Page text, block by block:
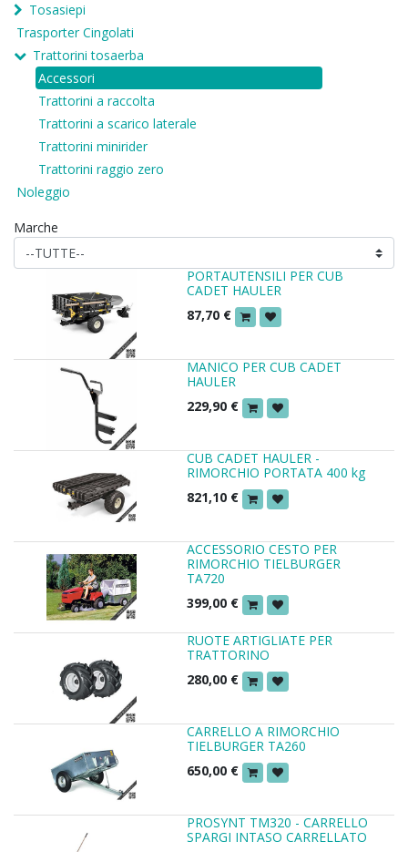
Tosasiepi
Trasporter Cingolati
Trattorini tosaerba
Accessori
Trattorini a raccolta
Trattorini a scarico laterale
Trattorini minirider
Trattorini raggio zero
Noleggio
Marche
PORTAUTENSILI PER CUB
CADET HAULER
87,70 €
MANICO PER CUB CADET
HAULER
229,90 €
CUB CADET HAULER -
RIMORCHIO PORTATA 400 kg
821,10 €
ACCESSORIO CESTO PER
RIMORCHIO TIELBURGER
TA720
399,00 €
RUOTE ARTIGLIATE PER
TRATTORINO
280,00 €
CARRELLO A RIMORCHIO
TIELBURGER TA260
650,00 €
PROSYNT TM320 - CARRELLO
SPARGI INTASO CARRELLATO